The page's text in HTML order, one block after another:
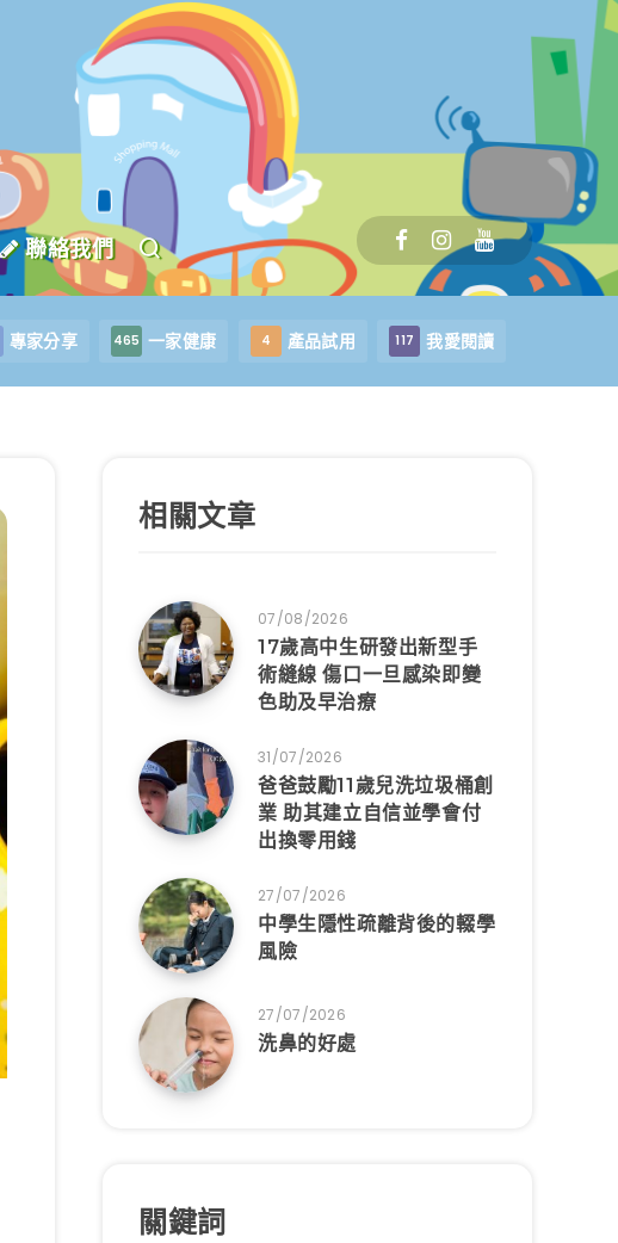
聯絡我們
專家分享 465 一家健康 4 產品試用 117 我愛閱讀
相關文章
07/08/2026
17歲高中生研發出新型手
術縫線 傷口一旦感染即變
色助及早治療
31/07/2026
爸爸鼓勵11歲兒洗垃圾桶創
業 助其建立自信並學會付
出換零用錢
27/07/2026
中學生隱性疏離背後的輟學
風險
27/07/2026
洗鼻的好處
關鍵詞